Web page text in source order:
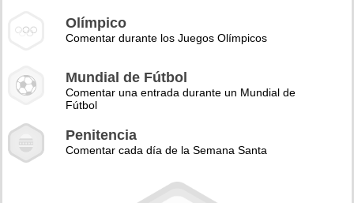
Olímpico
Comentar durante los Juegos Olímpicos
Mundial de Fútbol
Comentar una entrada durante un Mundial de
Fútbol
Penitencia
Comentar cada día de la Semana Santa